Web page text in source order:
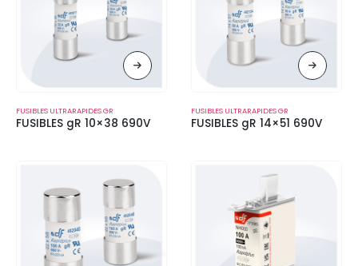
FUSIBLES ULTRARAPIDES GR
FUSIBLES gR 10×38 690V
FUSIBLES ULTRARAPIDES GR
FUSIBLES gR 14×51 690V